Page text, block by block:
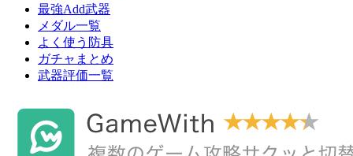
最強Add武器
メダル一覧
よく使う防具
ガチャまとめ
武器評価一覧